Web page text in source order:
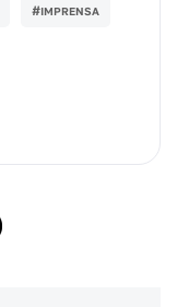
#IMPRENSA